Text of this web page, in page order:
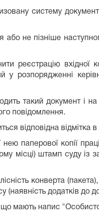
систему
не пізніше
реєстрацію вхідної
у розпорядженні
такий документ і на
повідомлення.
відповідна відмітка
паперової копії
місці) штамп суду із
конверта
(наявність додатків до
що мають напис